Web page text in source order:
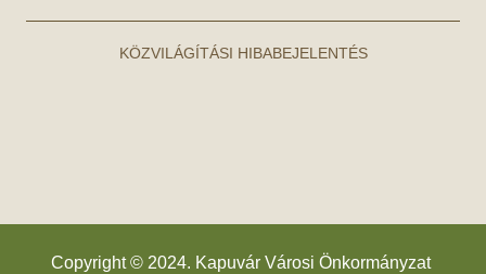
KÖZVILÁGÍTÁSI HIBABEJELENTÉS
Copyright © 2024. Kapuvár Városi Önkormányzat